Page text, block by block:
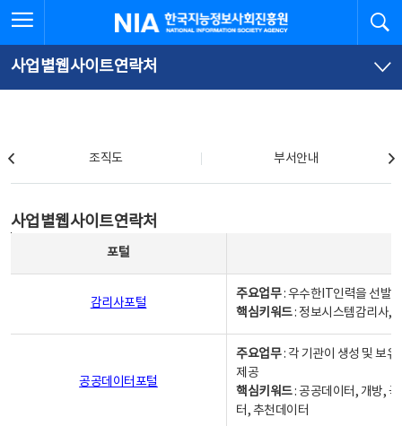
문
로
가
체
뉴
바
가
한국지능정보사회진흥원
사업별웹사이트연락처
조직도 부서안내
사업별웹사이트연락처
포털
감리사포털
주요업무: 우수한IT인력을 선발
핵심키워드: 정보시스템감리사,
공공데이터포털
주요업무: 각 기관이 생성 및 보
제공
핵심키워드: 공공데이터, 개방,
터, 추천데이터